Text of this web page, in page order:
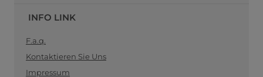
INFO LINK
F.a.q.
Kontaktieren Sie Uns
Impressum